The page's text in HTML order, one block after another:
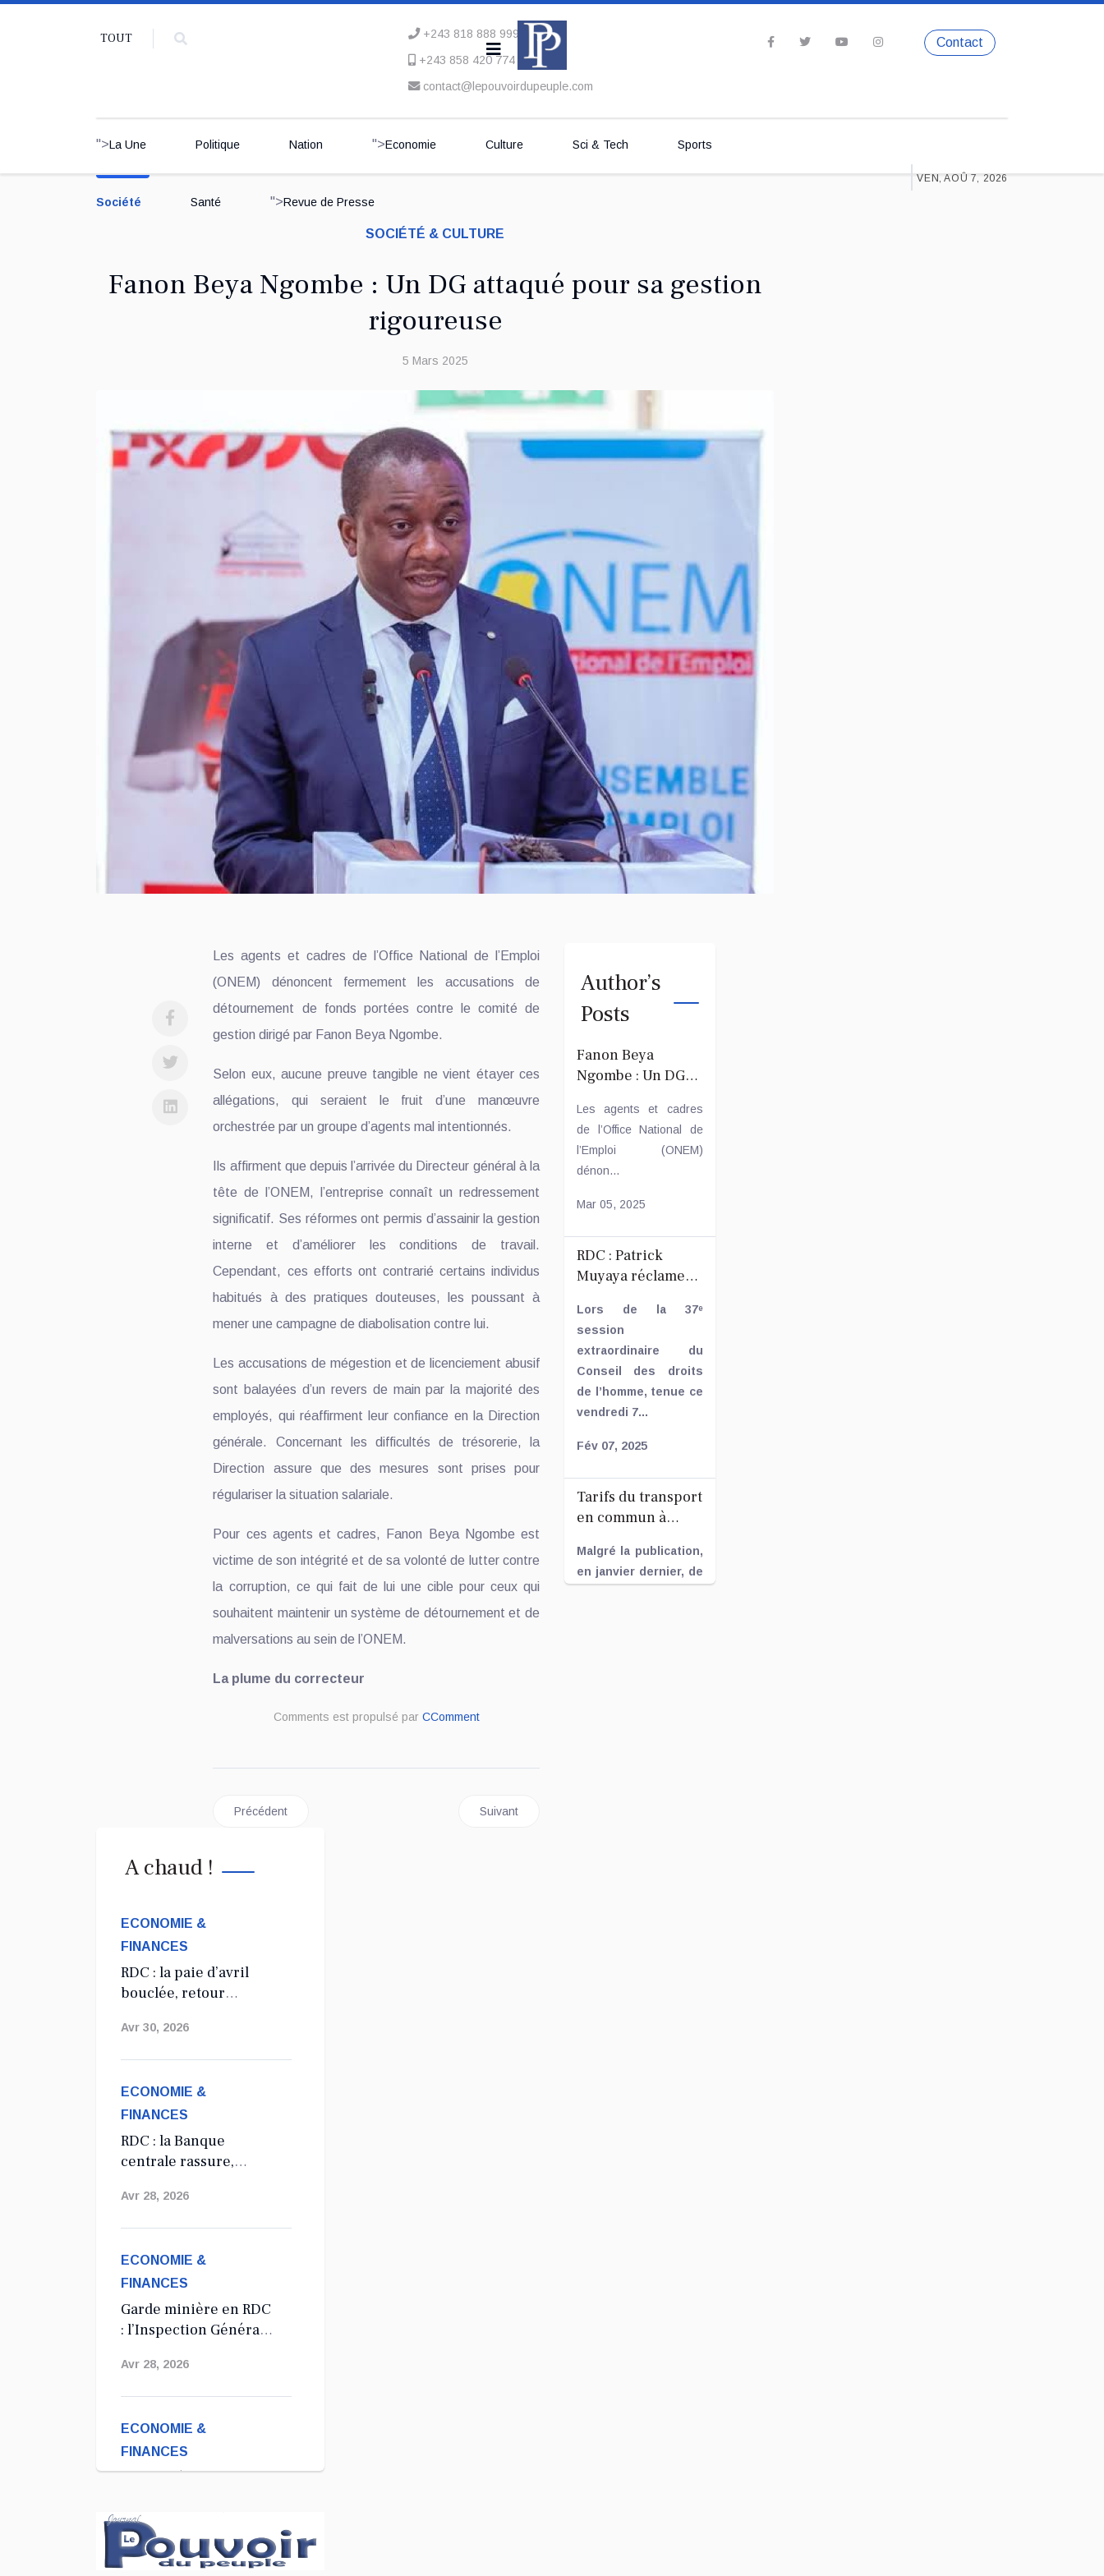
TOUT
+243 818 888 999
+243 858 420 774
contact@lepouvoirdupeuple.com
Contact
">La Une Politique Nation ">Economie Culture Sci & Tech Sports
Société Santé ">Revue de Presse
VEN, AOÛ 7, 2026
SOCIÉTÉ & CULTURE
Fanon Beya Ngombe : Un DG attaqué pour sa gestion
rigoureuse
5 Mars 2025
Les agents et cadres de l’Office National de l’Emploi
(ONEM) dénoncent fermement les accusations de
détournement de fonds portées contre le comité de
gestion dirigé par Fanon Beya Ngombe.
Selon eux, aucune preuve tangible ne vient étayer ces
allégations, qui seraient le fruit d’une manœuvre
orchestrée par un groupe d’agents mal intentionnés.
Ils affirment que depuis l’arrivée du Directeur général à la
tête de l’ONEM, l’entreprise connaît un redressement
significatif. Ses réformes ont permis d’assainir la gestion
interne et d’améliorer les conditions de travail.
Cependant, ces efforts ont contrarié certains individus
habitués à des pratiques douteuses, les poussant à
mener une campagne de diabolisation contre lui.
Les accusations de mégestion et de licenciement abusif
sont balayées d’un revers de main par la majorité des
employés, qui réaffirment leur confiance en la Direction
générale. Concernant les difficultés de trésorerie, la
Direction assure que des mesures sont prises pour
régulariser la situation salariale.
Pour ces agents et cadres, Fanon Beya Ngombe est
victime de son intégrité et de sa volonté de lutter contre
la corruption, ce qui fait de lui une cible pour ceux qui
souhaitent maintenir un système de détournement et de
malversations au sein de l’ONEM.
La plume du correcteur
Comments est propulsé par CComment
Article précédent : Éducation nationale : l'épreuve préliminaire de l'examen d'Etat édition 2025 annoncée pour ce 7 Mars 2025
Précédent Article suivant : Kinshasa: la détérioration de la voirie urbaine rend difficile la circulation dans la capitale congolaise
Suivant
Author’s
Posts
Fanon Beya
Ngombe : Un DG
gestion
rigoureuse
Les agents et cadres
de l’Office National de
l’Emploi (ONEM)
dénon...
Mar 05, 2025
RDC : Patrick
Muyaya réclame
d’enquête sur les
crimes dans l’Est
Lors de la 37ᵉ
session
extraordinaire du
Conseil des droits
de l’homme, tenue ce
vendredi 7...
Fév 07, 2025
Tarifs du transport
en commun à
décret sans effet ?
Malgré la publication,
en janvier dernier, de
A chaud !
ECONOMIE &
FINANCES
RDC : la paie d’avril
bouclée, retour
régularité salariale
des agents de l’État
Avr 30, 2026
ECONOMIE &
FINANCES
RDC : la Banque
centrale rassure,
du dollar prévue en
2027
Avr 28, 2026
ECONOMIE &
FINANCES
Garde minière en RDC
: l’Inspection Général
et rectifie les tirs
Avr 28, 2026
ECONOMIE &
FINANCES
Ituri : présentation de
exploitants illégaux de
minerais arrêtés
depuis 2024
Avr 28, 2026